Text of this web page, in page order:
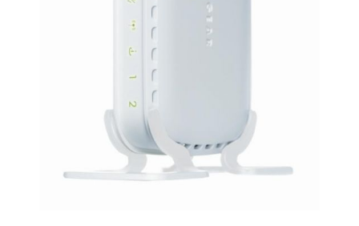
доме
паре
с